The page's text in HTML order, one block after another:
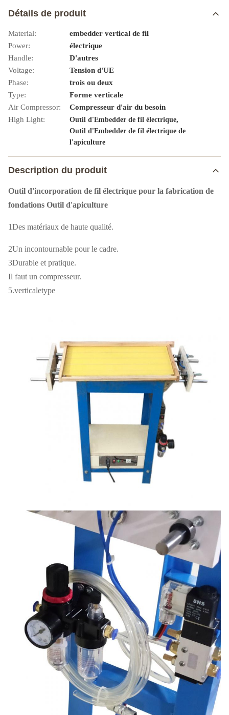
Détails de produit
Material:
embedder vertical de fil
Power:
électrique
Handle:
D'autres
Voltage:
Tension d'UE
Phase:
trois ou deux
Type:
Forme verticale
Air Compressor:
Compresseur d'air du besoin
High Light:
Outil d'Embedder de fil électrique,
Outil d'Embedder de fil électrique de
l'apiculture
Description du produit
Outil d'incorporation de fil électrique pour la fabrication de
fondations Outil d'apiculture
1Des matériaux de haute qualité.
2Un incontournable pour le cadre.
3Durable et pratique.
Il faut un compresseur.
5.verticaletype